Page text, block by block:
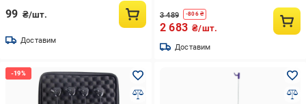
99 ₴/шт.
Доставим
3 489 -806₴
2 683 ₴/шт.
Доставим